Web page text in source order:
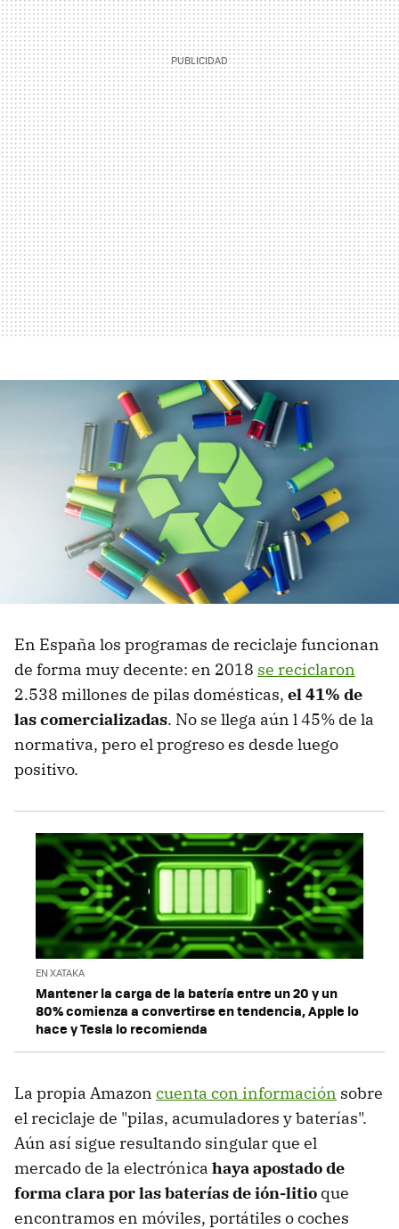
En España los programas de reciclaje funcionan
de forma muy decente: en 2018 se reciclaron
2.538 millones de pilas domésticas, el 41% de
las comercializadas. No se llega aún l 45% de la
normativa, pero el progreso es desde luego
positivo.
EN XATAKA
Mantener la carga de la batería entre un 20 y un
80% comienza a convertirse en tendencia, Apple lo
hace y Tesla lo recomienda
La propia Amazon cuenta con información sobre
el reciclaje de "pilas, acumuladores y baterías".
Aún así sigue resultando singular que el
mercado de la electrónica haya apostado de
forma clara por las baterías de ión-litio que
encontramos en móviles, portátiles o coches